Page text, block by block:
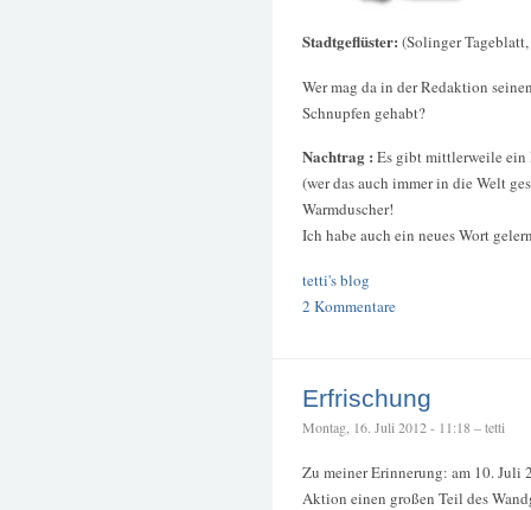
Stadtgeflüster: (Solinger
Wer mag da in der Redaktion
Schnupfen gehabt?
Nachtrag : Es gibt mittlerweile ein
(wer das auch immer in die Welt
Warmduscher!
Ich habe auch ein neues Wort
tetti's blog
2 Kommentare
Erfrischung
Montag, 16. Juli 2012 - 11:18 – tetti
Zu meiner Erinnerung: am 10. Juli
Aktion einen großen Teil des